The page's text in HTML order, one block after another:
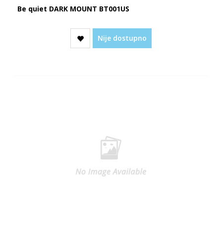
Be quiet DARK MOUNT BT001US
Nije dostupno